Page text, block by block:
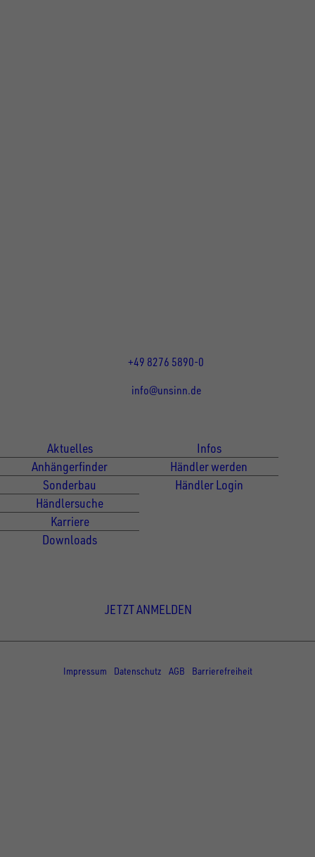
+49 8276 5890-0
info@unsinn.de
Aktuelles
Anhängerfinder
Sonderbau
Händlersuche
Karriere
Downloads
Infos
Händler werden
Händler Login
JETZT ANMELDEN
Impressum
Datenschutz AGB Barrierefreiheit